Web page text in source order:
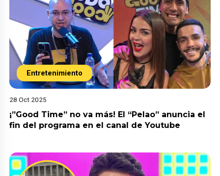
Entretenimiento
28 Oct 2025
¡”Good Time” no va más! El “Pelao” anuncia el
fin del programa en el canal de Youtube